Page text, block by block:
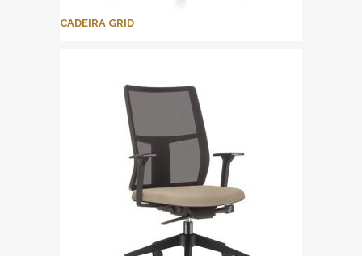
CADEIRA GRID